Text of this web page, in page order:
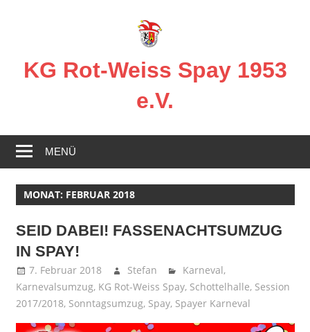
KG Rot-Weiss Spay 1953
e.V.
in
Spay!
MENÜ
MONAT: FEBRUAR 2018
SEID DABEI! FASSENACHTSUMZUG
IN SPAY!
7. Februar 2018 Stefan Karneval,
Karnevalsumzug, KG Rot-Weiss Spay, Schottelhalle, Session
2017/2018, Sonntagsumzug, Spay, Spayer Karneval